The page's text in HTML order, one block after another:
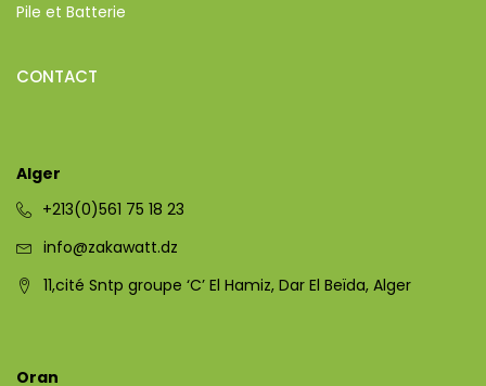
Pile et Batterie
CONTACT
Alger
+213(0)561 75 18 23
info@zakawatt.dz
11,cité Sntp groupe ‘C’ El Hamiz, Dar El Beïda, Alger
Oran